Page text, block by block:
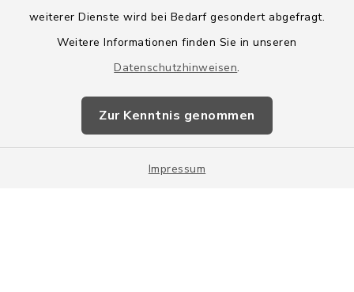
weiterer Dienste wird bei Bedarf gesondert abgefragt.
Weitere Informationen finden Sie in unseren
Datenschutzhinweisen.
Zur Kenntnis genommen
Impressum
Barrierefreiheit
Impressum
Sitemap